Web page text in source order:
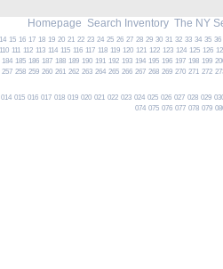
Homepage Search Inventory The NY
14 15 16 17 18 19 20 21 22 23 24 25 26 27 28 29 30 31 32 33 34 35 36
110 111 112 113 114 115 116 117 118 119 120 121 122 123 124 125 126
184 185 186 187 188 189 190 191 192 193 194 195 196 197 198 199
257 258 259 260 261 262 263 264 265 266 267 268 269 270 271 272
014 015 016 017 018 019 020 021 022 023 024 025 026 027 028 029
074 075 076 077 078 079